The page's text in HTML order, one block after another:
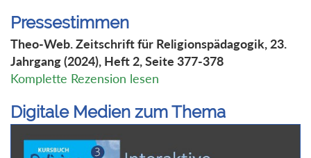
Pressestimmen
Theo-Web. Zeitschrift für Religionspädagogik, 23.
Jahrgang (2024), Heft 2, Seite 377-378
Komplette Rezension lesen
Digitale Medien zum Thema